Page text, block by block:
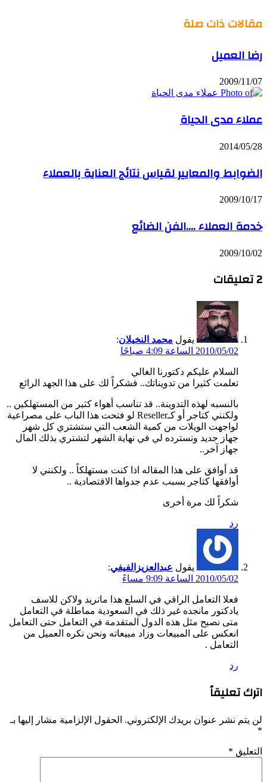
مقالات ذات صلة
رضا العميل
2009/11/07
عملاء مدى الحياة
2014/05/28
الضوابط والمعايير لقياس نتائج العناية بالعملاء
2009/10/17
خدمة العملاء ….الفن الضائع
2009/10/02
‫2 تعليقات
يقول محمد النخيلان:
2010/05/02 الساعة 4:09 صباحًا
السلام عليكم دكتورنا الغالي
تعلمت كثيرا من تدويناتك.. فشكراً لك على هذا الجهد الرائع
بالنسبه لهذه التدوينة.. قد تناسب أهواء كثير من المستهلكين ..
ولكنني كتاجر أو كـReseller لو فتحت هذا الباب على مصراعية
لواجهت الويلات من كمية الشعب التي ستشتري كل شهر
جهاز جديد وتسترده لي في نهاية الشهر لتشتري بذلك المال
جهاز آخر..
قد أوافق على هذا المقاله اذا كنت مستهلكاً .. ولكنني لا
أوافقها كتاجر بسبب عدم جدواها الاقتصادية ..
شكراً لك مرة أخرى
رد
يقول عبدالعزيزالفيفي:
2010/05/02 الساعة 9:09 مساءً
فعلا التعامل الراقي في السلع هذا مانريد ولاكن للاسف
يادكتور مانجده غير ذلك في السعودية مماطلة في التعامل
متى نصبح مثل هذه الدول المتقدمة في التعامل حتى التعامل
انعكس على المبيعات وزاد مبيعاته ونحن نكره العميل من
التعامل .
رد
اترك تعليقاً
لن يتم نشر عنوان بريدك الإلكتروني. الحقول الإلزامية مشار إليها بـ
*
التعليق *